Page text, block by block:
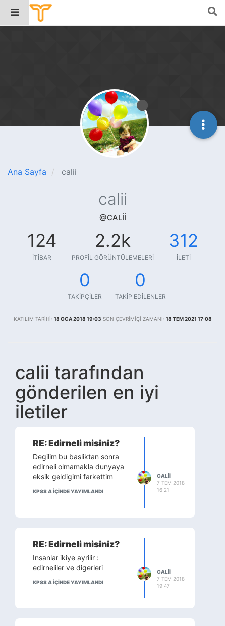
Ana Sayfa calii
calii
@CALII
124
İTIBAR
2.2k
PROFIL GÖRÜNTÜLEMELERI
312
İLETI
0
TAKIPÇILER
0
TAKIP EDILENLER
KATILIM TARIHI: 18 OCA 2018 19:03 SON ÇEVRIMIÇI ZAMANI: 18 TEM 2021 17:08
calii tarafından
gönderilen en iyi
iletiler
RE: Edirneli misiniz?
Degilim bu basliktan sonra
edirneli olmamakla dunyaya
eksik geldigimi farkettim
KPSS A IÇINDE YAYIMLANDI
CALII
7 TEM 2018
16:21
RE: Edirneli misiniz?
Insanlar ikiye ayrilir :
edirneliler ve digerleri
KPSS A IÇINDE YAYIMLANDI
CALII
7 TEM 2018
19:47